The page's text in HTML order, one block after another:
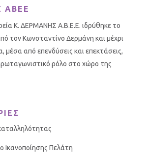
ΑΒΕΕ
Κ. ΔΕΡΜΑΝΗΣ Α.Β.Ε.Ε. ιδρύθηκε το
τον Κωνσταντίνο Δερμάνη και μέχρι
μέσα από επενδύσεις και επεκτάσεις,
ρόλο στο χώρο της
Ικανοποίησης Πελάτη